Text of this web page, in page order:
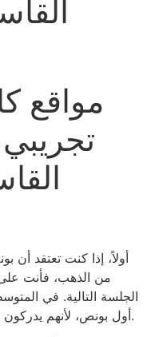
مواقع
أولاً، إذا كنت تعتقد أن
أول بونص، لأنهم يدركون أن الحساب لا يطير مثل صاروخ الفضاء.